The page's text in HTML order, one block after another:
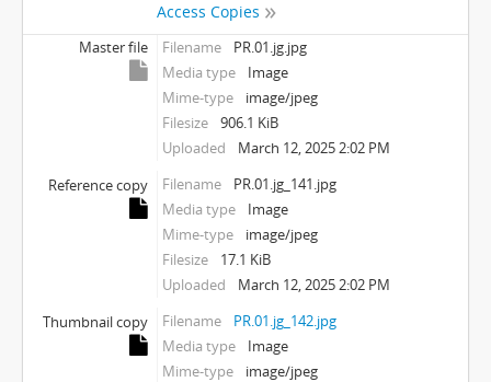
Access Copies
Master file Filename
PR.01.jg.jpg
Media type
Image
Mime-type
image/jpeg
Filesize
906.1 KiB
Uploaded
March 12, 2025 2:02 PM
Reference copy
Filename
PR.01.jg_141.jpg
Media type
Image
Mime-type
image/jpeg
Filesize
17.1 KiB
Uploaded
March 12, 2025 2:02 PM
Thumbnail copy
Filename
PR.01.jg_142.jpg
Media type
Image
Mime-type
image/jpeg